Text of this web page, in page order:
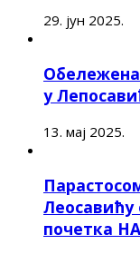
29. јун 2025.
у
13. мај 2025.
почетка